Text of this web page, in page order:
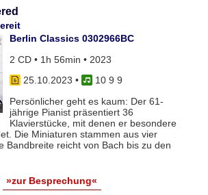
Berlin Classics 0302966BC
2 CD • 1h 56min • 2023
25.10.2023 •
10 9 9
Persönlicher geht es kaum: Der 61-
jährige Pianist präsentiert 36
Klavierstücke, mit denen er besondere
Die Miniaturen stammen aus vier
Bandbreite reicht von Bach bis zu den
»zur Besprechung«